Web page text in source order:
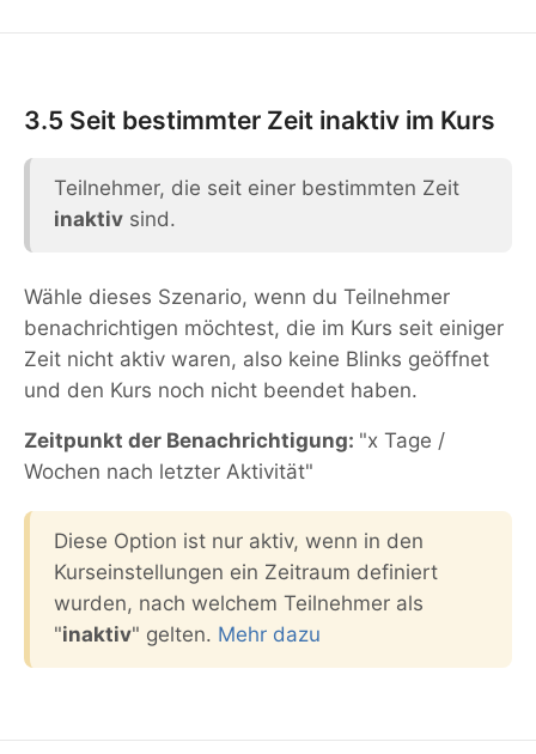
3.5 Seit bestimmter Zeit inaktiv im Kurs
Teilnehmer, die seit einer bestimmten Zeit
inaktiv sind.
Wähle dieses Szenario, wenn du Teilnehmer
benachrichtigen möchtest, die im Kurs seit einiger
Zeit nicht aktiv waren, also keine Blinks geöffnet
und den Kurs noch nicht beendet haben.
Zeitpunkt der Benachrichtigung: "x Tage /
Wochen nach letzter Aktivität"
Diese Option ist nur aktiv, wenn in den
Kurseinstellungen ein Zeitraum definiert
wurden, nach welchem Teilnehmer als
"inaktiv" gelten. Mehr dazu